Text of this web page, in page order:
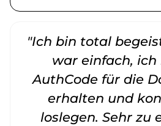
"Ich bin total
war einfach, ich
AuthCode für die
erhalten und
loslegen. Sehr zu